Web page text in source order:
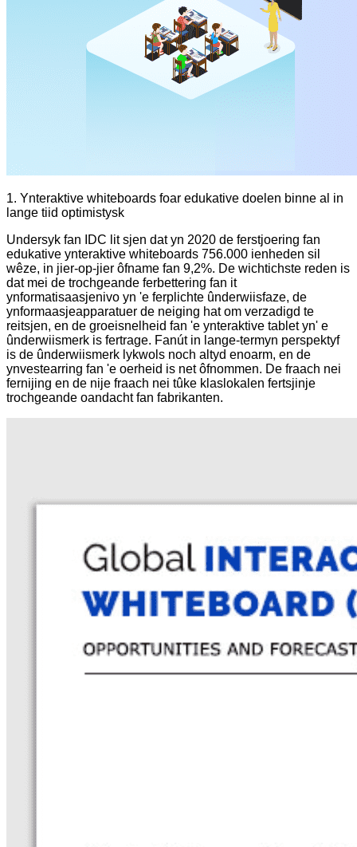
1. Ynteraktive whiteboards foar edukative doelen binne al in
lange tiid optimistysk
Undersyk fan IDC lit sjen dat yn 2020 de ferstjoering fan
edukative ynteraktive whiteboards 756.000 ienheden sil
wêze, in jier-op-jier ôfname fan 9,2%. De wichtichste reden is
dat mei de trochgeande ferbettering fan it
ynformatisaasjenivo yn 'e ferplichte ûnderwiisfaze, de
ynformaasjeapparatuer de neiging hat om verzadigd te
reitsjen, en de groeisnelheid fan 'e ynteraktive tablet yn' e
ûnderwiismerk is fertrage. Fanút in lange-termyn perspektyf
is de ûnderwiismerk lykwols noch altyd enoarm, en de
ynvestearring fan 'e oerheid is net ôfnommen. De fraach nei
fernijing en de nije fraach nei tûke klaslokalen fertsjinje
trochgeande oandacht fan fabrikanten.